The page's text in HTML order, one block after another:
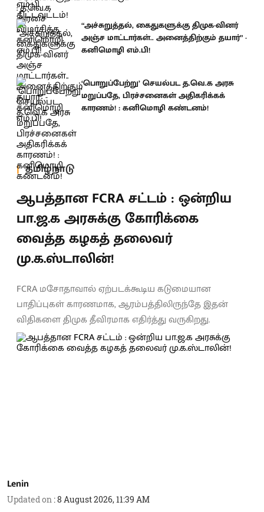
“அச்சுறுத்தல், கைதுகளுக்கு திமுக-வினர்
அஞ்ச மாட்டார்கள்.. அனைத்திற்கும் தயார்” -
கனிமொழி எம்.பி!
‘பொறுப்பேற்று’ செயல்பட த.வெ.க அரசு
மறுப்பதே, பிரச்சனைகள் அதிகரிக்கக்
காரணம்! : கனிமொழி கண்டனம்!
தமிழ்நாடு
ஆபத்தான FCRA சட்டம் : ஒன்றிய
பா.ஜ.க அரசுக்கு கோரிக்கை
வைத்த கழகத் தலைவர்
மு.க.ஸ்டாலின்!
FCRA மசோதாவால் ஏற்படக்கூடிய கடுமையான
பாதிப்புகள் காரணமாக, ஆரம்பத்திலிருந்தே இதன்
விதிகளை திமுக தீவிரமாக எதிர்த்து வருகிறது.
Lenin
Updated on :8 August 2026, 11:39 AM